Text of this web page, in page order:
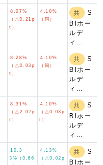
8.07%
（△0.21p
t）
4.10%
（同）
共
S
BIホー
ルデ
ィ…
8.28%
（△0.03p
t）
4.10%
（同）
共
S
BIホー
ルデ
ィ…
8.31%
（△2.02p
t）
4.10%
（△0.03p
t）
共
S
BIホー
ルデ
ィ…
10.3
3%（0.66
4.13%
（△0.02p
共
S
BIホー